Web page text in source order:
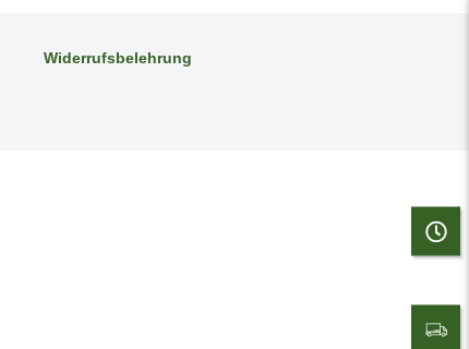
Widerrufsbelehrung